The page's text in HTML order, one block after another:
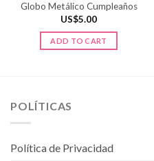
Globo Metálico Cumpleaños
US$5.00
ADD TO CART
POLÍTICAS
Política de Privacidad